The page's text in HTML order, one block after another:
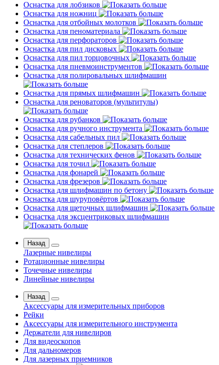
Оснастка для лобзиков
Оснастка для ножниц
Оснастка для отбойных молотков
Оснастка для пеноматериала
Оснастка для перфораторов
Оснастка для пил дисковых
Оснастка для пил торцовочных
Оснастка для пневмоинструментов
Оснастка для полировальных шлифмашин
Оснастка для прямых шлифмашин
Оснастка для реноваторов (мультитулы)
Оснастка для рубанков
Оснастка для ручного инструмента
Оснастка для сабельных пил
Оснастка для степлеров
Оснастка для технических фенов
Оснастка для точил
Оснастка для фонарей
Оснастка для фрезеров
Оснастка для шлифмашин по бетону
Оснастка для шуруповёртов
Оснастка для щеточных шлифмашин
Оснастка для эксцентриковых шлифмашин
Назад
Лазерные нивелиры
Ротационные нивелиры
Точечные нивелиры
Линейные нивелиры
Назад
Аксессуары для измерительных приборов
Рейки
Аксессуары для измерительного инструмента
Держатели для нивелиров
Для видеоскопов
Для дальномеров
Для лазерных приемников